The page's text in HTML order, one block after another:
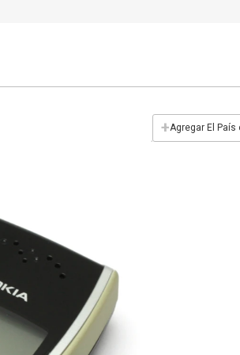
+Agregar El País